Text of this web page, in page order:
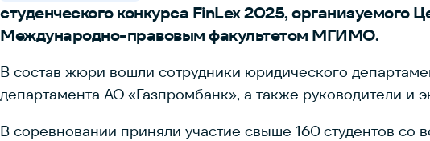
студенческого конкурса FinLex 2025, организуемого
Международно-правовым факультетом МГИМО.
В состав жюри вошли сотрудники юридического
департамента АО «Газпромбанк», а также руководители и
В соревновании приняли участие свыше 160 студентов